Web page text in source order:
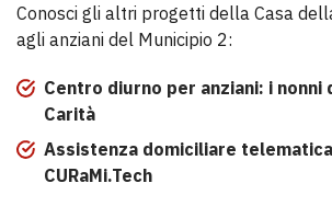
Conosci gli altri progetti della Casa
agli anziani del Municipio 2:
Centro diurno per anziani: i nonni
Carità
Assistenza domiciliare
CURaMi.Tech